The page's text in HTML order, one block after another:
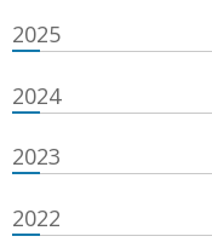
2025
2024
2023
2022